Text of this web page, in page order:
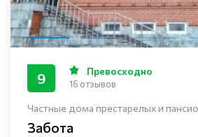
Частные дома престарелых и
Забота
9 Превосходно
16 отзывов